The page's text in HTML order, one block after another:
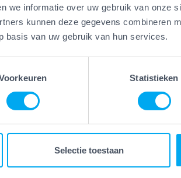
we informatie over uw gebruik van onze
kunnen deze gegevens combineren
basis van uw gebruik van hun services.
Statistieken
Selectie toestaan
bedrijven werken
verstaan.
en/of
Geen
Vakwerk
Vakwerk Plus-
leveren
jarenlange
werk kies je voor
zekerheid. Want
blijft goed, ook
klus is afgerond.